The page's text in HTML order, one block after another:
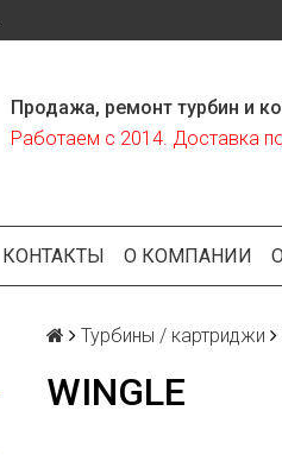
Продажа, ремонт турбин и
Работаем с 2014. Доставка
КОНТАКТЫ О КОМПАНИИ
Турбины / картриджи
WINGLE